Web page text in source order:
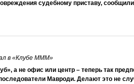
судебному приставу,
в «Клубе МММ»
а не офис или центр – теперь так
Мавроди. Делают это не